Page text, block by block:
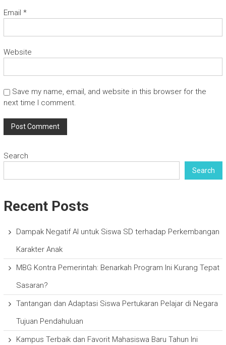
Email *
Website
Save my name, email, and website in this browser for the
next time I comment.
Search
Search
Recent Posts
Dampak Negatif AI untuk Siswa SD terhadap Perkembangan
Karakter Anak
MBG Kontra Pemerintah: Benarkah Program Ini Kurang Tepat
Sasaran?
Tantangan dan Adaptasi Siswa Pertukaran Pelajar di Negara
Tujuan Pendahuluan
Kampus Terbaik dan Favorit Mahasiswa Baru Tahun Ini